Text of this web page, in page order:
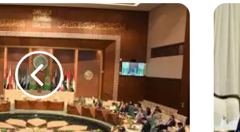
اليمن
يشارك
في
الاجتماع
التمهيدي
للاجتماع
الوزاري